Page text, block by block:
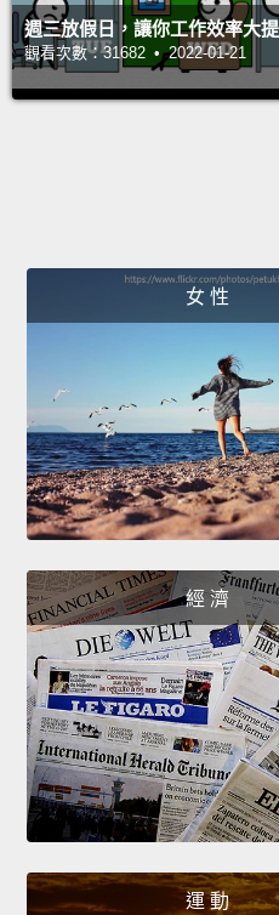
因此
磅，
身輕
the
在奧
100公
車使
到地
The
the
這輛
像是
量化
週三放假日，讓你工作效率大提
觀看次數：31682 • 2022-01-21
女 性
經 濟
運 動